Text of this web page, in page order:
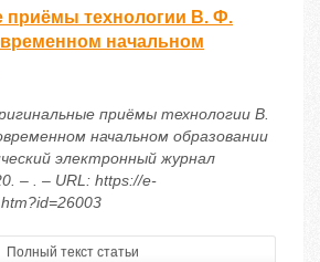
приёмы технологии В. Ф.
начальном
приёмы технологии В.
начальном образовании
электронный журнал
– . – URL: https://e-
Полный текст статьи